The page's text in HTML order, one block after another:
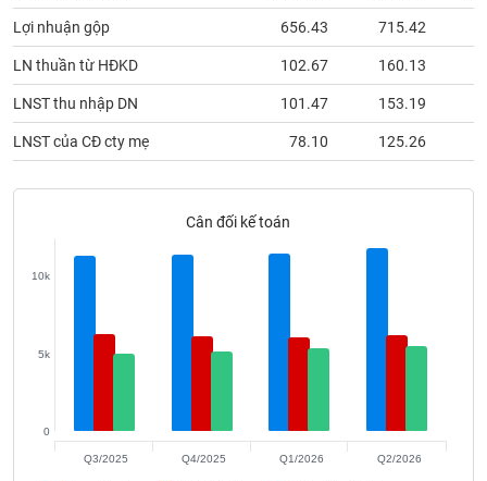
Lợi nhuận gộp 656.43 715.42
LN thuần từ HĐKD 102.67 160.13
LNST thu nhập DN 101.47 153.19
LNST của CĐ cty mẹ 78.10 125.26
Cân đối kế toán
0
5k
10k
Q3/2025 Q4/2025 Q1/2026 Q2/2026
Bài
viết
tác
giả
(-)
cáo